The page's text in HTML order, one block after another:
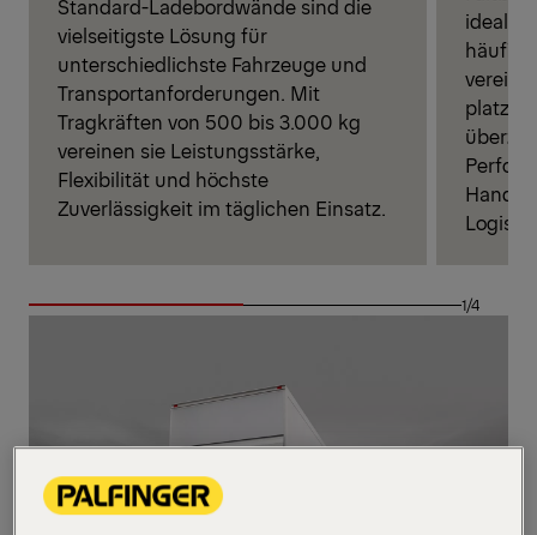
Standard-Ladebordwände sind die
vielseitigste Lösung für
unterschiedlichste Fahrzeuge und
Transportanforderungen. Mit
Tragkräften von 500 bis 3.000 kg
vereinen sie Leistungsstärke,
Flexibilität und höchste
Zuverlässigkeit im täglichen Einsatz.
ideale
1/4